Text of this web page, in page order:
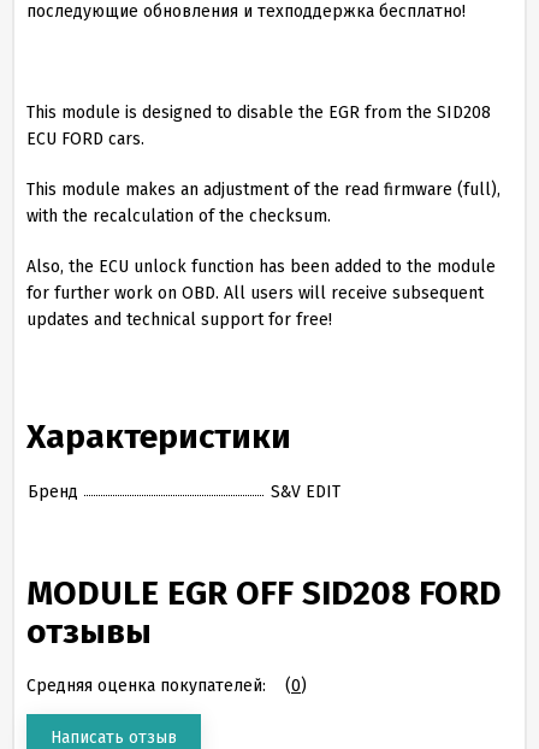
последующие обновления и техподдержка бесплатно!
This module is designed to disable the EGR from the SID208
ECU FORD cars.
This module makes an adjustment of the read firmware (full),
with the recalculation of the checksum.
Also, the ECU unlock function has been added to the module
for further work on OBD. All users will receive subsequent
updates and technical support for free!
Характеристики
Бренд S&V EDIT
MODULE EGR OFF SID208 FORD
отзывы
Средняя оценка покупателей: (0)
Написать отзыв